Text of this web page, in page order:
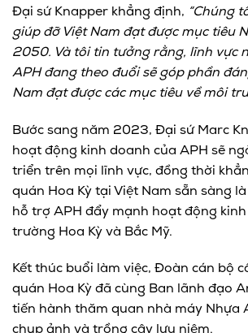
Đại sứ Knapper khẳng định, “Chúng
giúp đỡ Việt Nam đạt được mục tiêu
2050. Và tôi tin tưởng rằng, lĩnh vực
APH đang theo đuổi sẽ góp phần
Nam đạt được các mục tiêu về môi
Bước sang năm 2023, Đại sứ Marc
hoạt động kinh doanh của APH sẽ
triển trên mọi lĩnh vực, đồng thời
quán Hoa Kỳ tại Việt Nam sẵn sàng
hỗ trợ APH đẩy mạnh hoạt động
trường Hoa Kỳ và Bắc Mỹ.
Kết thúc buổi làm việc, Đoàn cán bộ
quán Hoa Kỳ đã cùng Ban lãnh đạo
tiến hành thăm quan nhà máy Nhựa
chụp ảnh và trồng cây lưu niệm.